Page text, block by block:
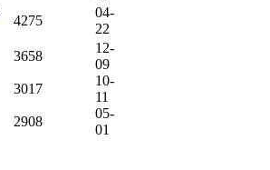
4275
04-
22
3658
12-
09
3017
10-
11
2908
05-
01